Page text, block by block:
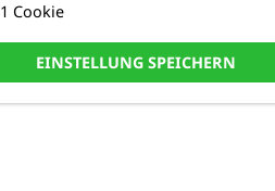
1 Cookie
EINSTELLUNG SPEICHERN